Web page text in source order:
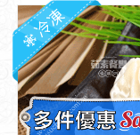
冷凍